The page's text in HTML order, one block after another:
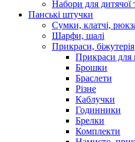
Набори для дитячої
Панські штучки
Сумки, клатчі,
Шарфи, шалі
Прикраси, біжутерія
Прикраси для
Брошки
Браслети
Різне
Каблучки
Годинники
Брелки
Комплекти